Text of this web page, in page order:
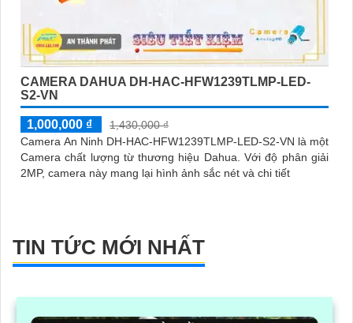
CAMERA DAHUA DH-HAC-HFW1239TLMP-LED-
S2-VN
1,000,000 ₫
1,430,000 ₫
Camera An Ninh DH-HAC-HFW1239TLMP-LED-S2-VN là một
Camera chất lượng từ thương hiệu Dahua. Với độ phân giải
2MP, camera này mang lại hình ảnh sắc nét và chi tiết
TIN TỨC MỚI NHẤT